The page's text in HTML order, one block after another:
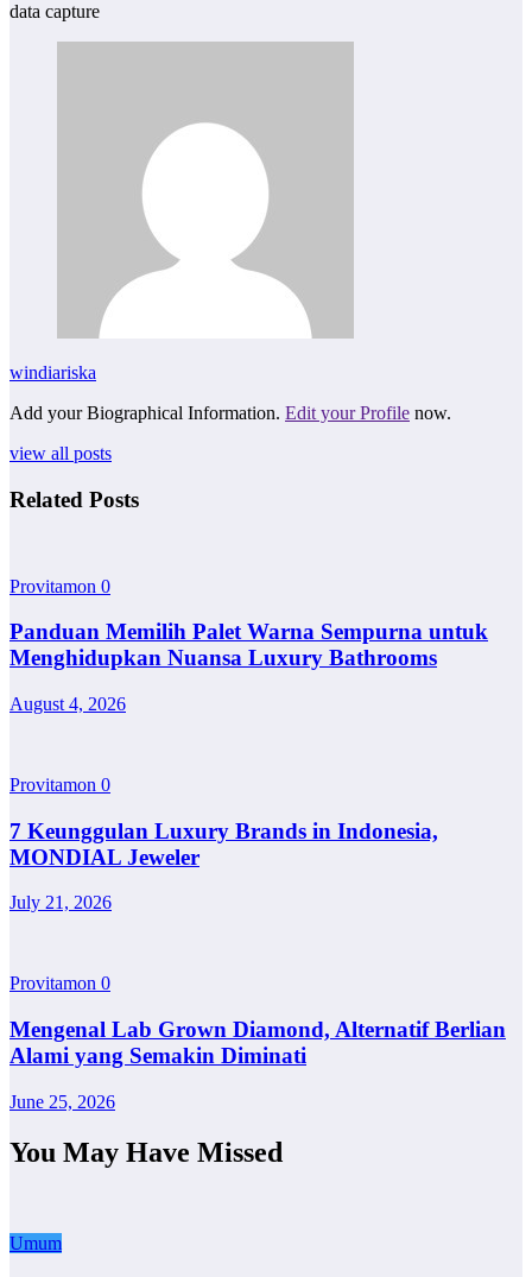
data capture
windiariska
Add your Biographical Information. Edit your Profile now.
view all posts
Related Posts
Provitamon 0
Panduan Memilih Palet Warna Sempurna untuk
Menghidupkan Nuansa Luxury Bathrooms
August 4, 2026
Provitamon 0
7 Keunggulan Luxury Brands in Indonesia,
MONDIAL Jeweler
July 21, 2026
Provitamon 0
Mengenal Lab Grown Diamond, Alternatif Berlian
Alami yang Semakin Diminati
June 25, 2026
You May Have Missed
Umum